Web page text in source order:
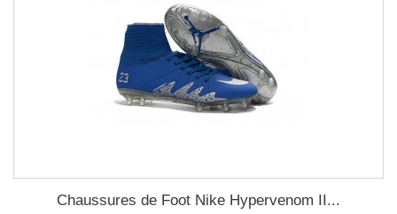
Chaussures de Foot Nike Hypervenom II...